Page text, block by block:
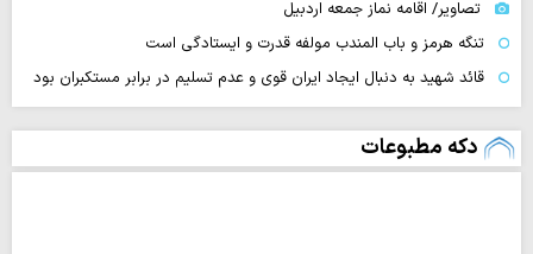
تصاویر/ اقامه نماز جمعه اردبیل
تنگه‌ هرمز و باب المندب مولفه قدرت و ایستادگی است
قائد شهید به دنبال ایجاد ایران قوی و عدم تسلیم در برابر مستکبران بود
دکه مطبوعات